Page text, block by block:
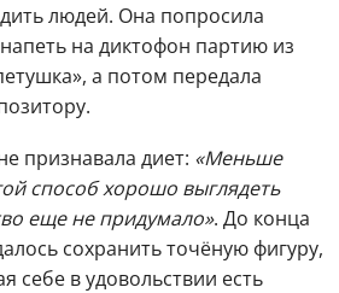
людей. Она попросила
на диктофон партию из
а потом передала
признавала диет: «Меньше
способ хорошо выглядеть
еще не придумало». До конца
сохранить точёную фигуру,
себе в удовольствии есть